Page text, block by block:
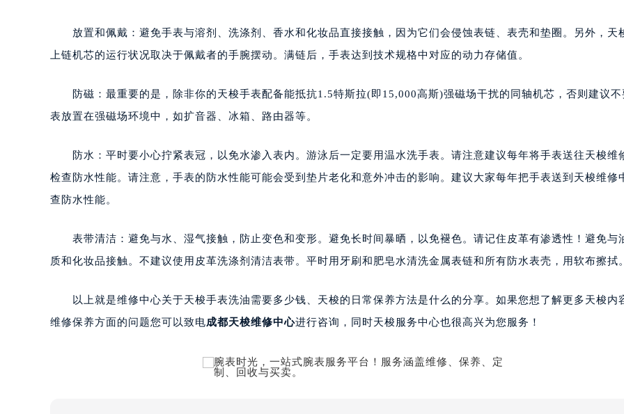
放置和佩戴：避免手表与溶剂、洗涤剂、香水和化妆品直接接触，因为它们会侵蚀表链、表壳和垫圈。另外，天
上链机芯的运行状况取决于佩戴者的手腕摆动。满链后，手表达到技术规格中对应的动力存储值。
防磁：最重要的是，除非你的天梭手表配备能抵抗1.5特斯拉(即15,000高斯)强磁场干扰的同轴机芯，否则建议不
表放置在强磁场环境中，如扩音器、冰箱、路由器等。
防水：平时要小心拧紧表冠，以免水渗入表内。游泳后一定要用温水洗手表。请注意建议每年将手表送往天梭维
检查防水性能。请注意，手表的防水性能可能会受到垫片老化和意外冲击的影响。建议大家每年把手表送到天梭维修
查防水性能。
表带清洁：避免与水、湿气接触，防止变色和变形。避免长时间暴晒，以免褪色。请记住皮革有渗透性！避免与
质和化妆品接触。不建议使用皮革洗涤剂清洁表带。平时用牙刷和肥皂水清洗金属表链和所有防水表壳，用软布擦拭
以上就是维修中心关于天梭手表洗油需要多少钱、天梭的日常保养方法是什么的分享。如果您想了解更多天梭内
维修保养方面的问题您可以致电成都天梭维修中心进行咨询，同时天梭服务中心也很高兴为您服务！